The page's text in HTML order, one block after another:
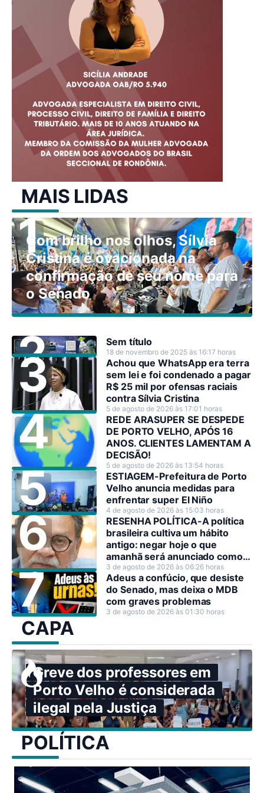
MAIS LIDAS
Com brilho nos olhos, Sílvia
Cristina é ovacionada na
confirmação de seu nome para
o Senado
Sem título
18 de novembro de 2025 às 16:17 horas
Achou que WhatsApp era terra
sem lei e foi condenado a pagar
R$ 25 mil por ofensas raciais
contra Sílvia Cristina
5 de agosto de 2026 às 17:01 horas
REDE ARASUPER SE DESPEDE
DE PORTO VELHO, APÓS 16
ANOS. CLIENTES LAMENTAM A
DECISÃO!
5 de agosto de 2026 às 13:54 horas
ESTIAGEM-Prefeitura de Porto
Velho anuncia medidas para
enfrentar super El Niño
4 de agosto de 2026 às 15:03 horas
RESENHA POLÍTICA-A política
brasileira cultiva um hábito
antigo: negar hoje o que
amanhã será anunciado como
decisão estratégica.
3 de agosto de 2026 às 06:26 horas
Adeus a confúcio, que desiste
do Senado, mas deixa o MDB
com graves problemas
3 de agosto de 2026 às 01:30 horas
CAPA
Greve dos professores em
Porto Velho é considerada
ilegal pela Justiça
POLÍTICA